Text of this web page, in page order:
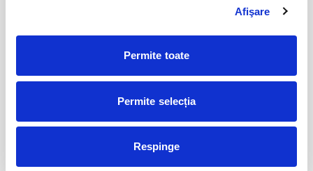
Afişare
Permite toate
Permite selecția
Respinge
04
iul
Abonamente Politehnica Timisoara
iul